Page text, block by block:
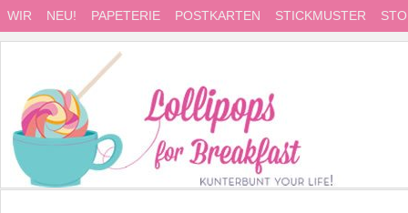
WIR NEU! PAPETERIE POSTKARTEN STICKMUSTER